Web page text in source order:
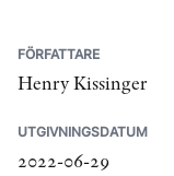
FÖRFATTARE
Henry Kissinger
UTGIVNINGSDATUM
2022-06-29